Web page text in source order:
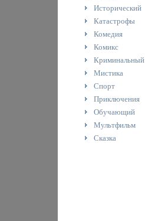
Исторический
Катастрофы
Комедия
Комикс
Криминальный
Мистика
Спорт
Приключения
Обучающий
Мультфильм
Сказка